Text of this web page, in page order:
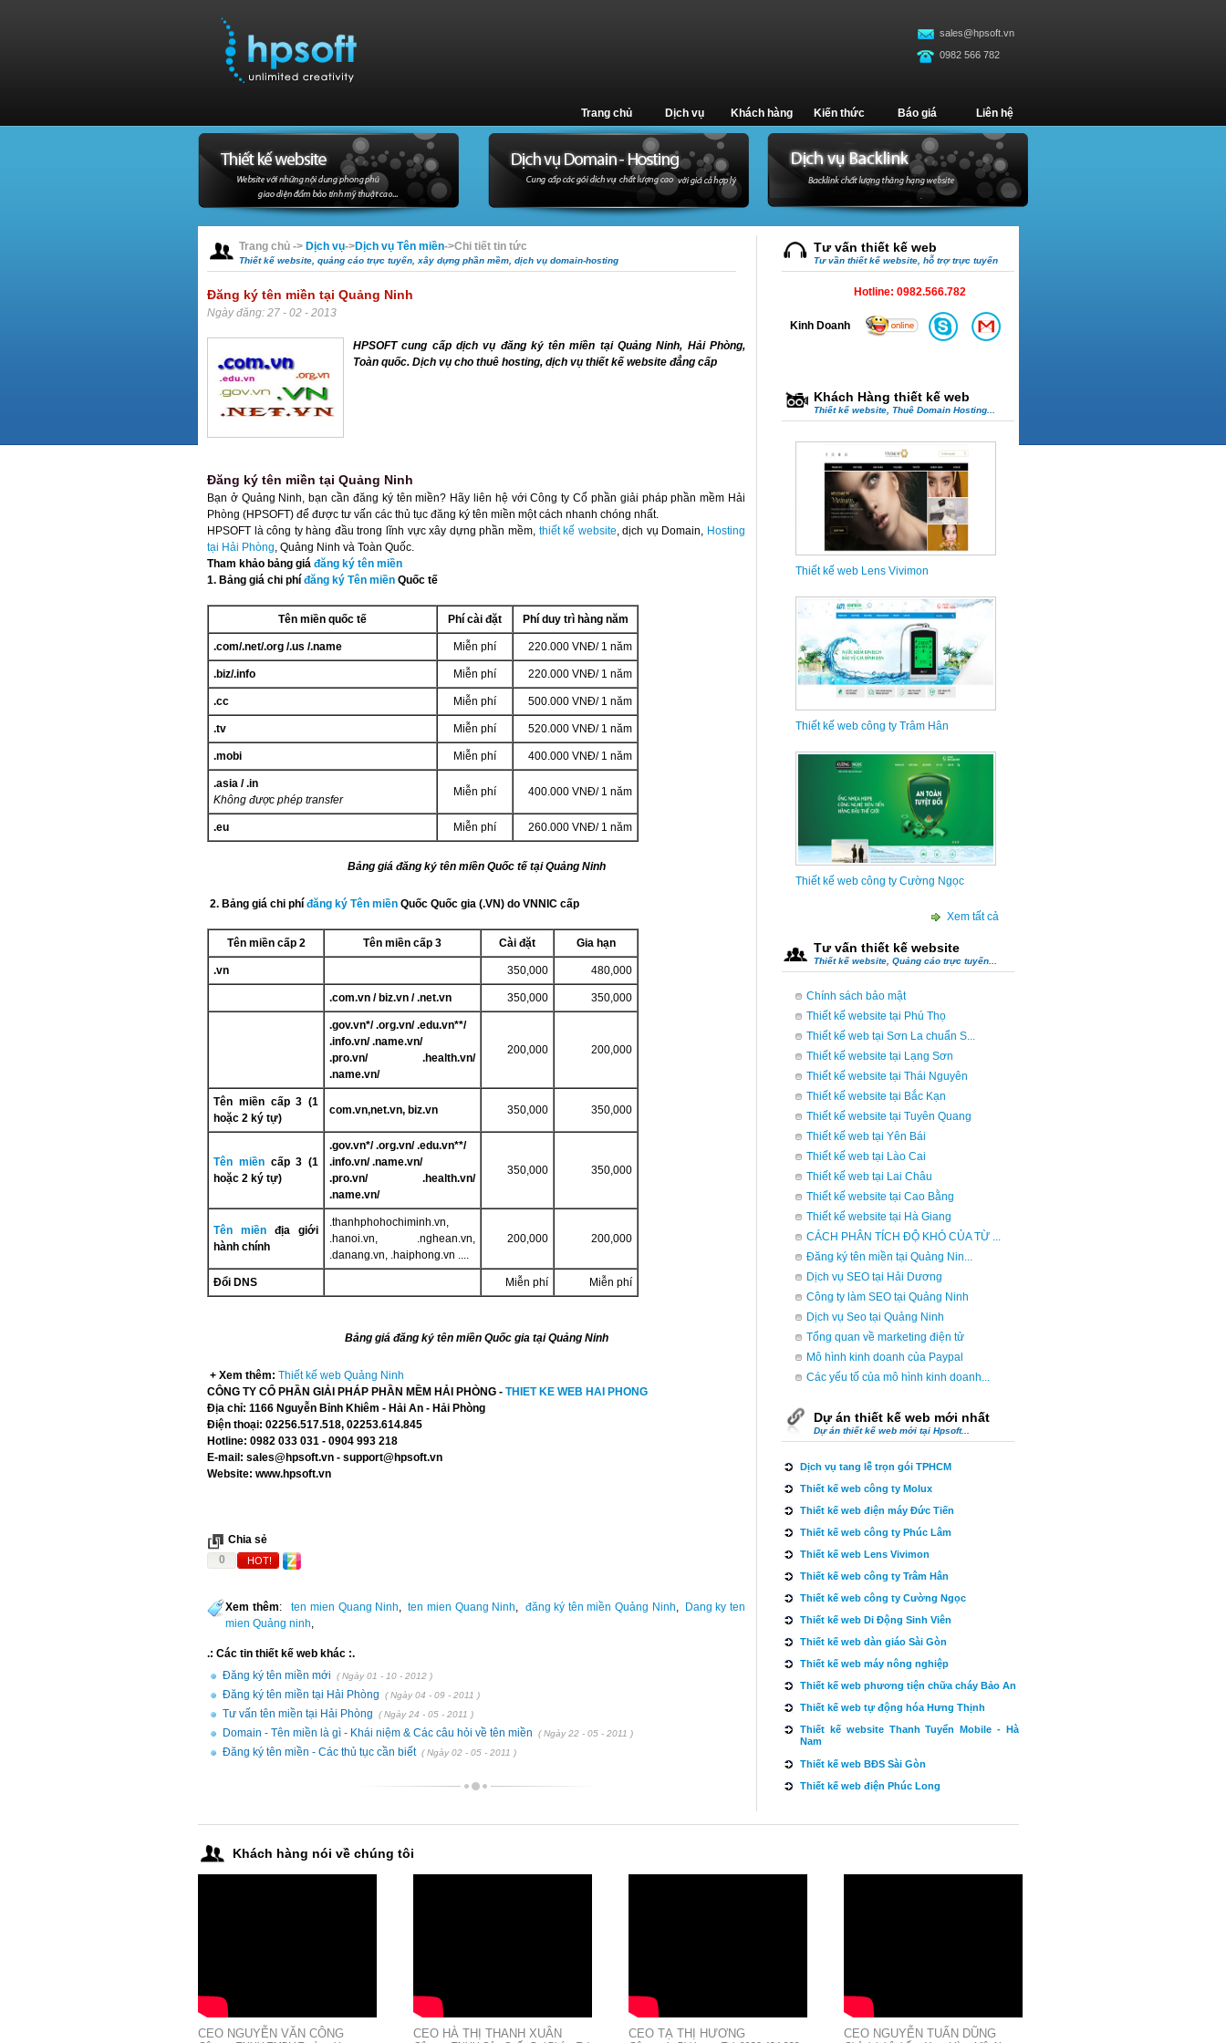
sales@hpsoft.vn
0982 566 782
Trang chủ Dịch vụ Khách hàng Kiến thức Báo giá Liên hệ
Trang chủ -> Dịch vụ->Dịch vụ Tên miền->Chi tiết tin tức
Thiết kế website, quảng cáo trực tuyến, xây dựng phần mềm, dịch vụ domain-hosting
Đăng ký tên miền tại Quảng Ninh
Ngày đăng: 27 - 02 - 2013
HPSOFT cung cấp dịch vụ đăng ký tên miền tại Quảng Ninh, Hải Phòng,
Toàn quốc. Dịch vụ cho thuê hosting, dịch vụ thiết kế website đẳng cấp
Đăng ký tên miền tại Quảng Ninh
Bạn ở Quảng Ninh, bạn cần đăng ký tên miền? Hãy liên hệ với Công ty Cổ phần giải pháp phần mềm Hải
Phòng (HPSOFT) để được tư vấn các thủ tục đăng ký tên miền một cách nhanh chóng nhất.
HPSOFT là công ty hàng đầu trong lĩnh vực xây dựng phần mềm, thiết kế website, dịch vụ Domain, Hosting
tại Hải Phòng, Quảng Ninh và Toàn Quốc.
Tham khảo bảng giá đăng ký tên miền
1. Bảng giá chi phí đăng ký Tên miền Quốc tế
Tên miền quốc tế Phí cài đặt Phí duy trì hàng năm
.com/.net/.org /.us /.name Miễn phí 220.000 VNĐ/ 1 năm
.biz/.info Miễn phí 220.000 VNĐ/ 1 năm
.cc Miễn phí 500.000 VNĐ/ 1 năm
.tv Miễn phí 520.000 VNĐ/ 1 năm
.mobi Miễn phí 400.000 VNĐ/ 1 năm
.asia / .in
Không được phép transfer
Miễn phí 400.000 VNĐ/ 1 năm
.eu Miễn phí 260.000 VNĐ/ 1 năm
Bảng giá đăng ký tên miền Quốc tế tại Quảng Ninh
2. Bảng giá chi phí đăng ký Tên miền Quốc Quốc gia (.VN) do VNNIC cấp
Tên miền cấp 2 Tên miền cấp 3 Cài đặt Gia hạn
.vn 350,000 480,000
.com.vn / biz.vn / .net.vn 350,000 350,000
.gov.vn*/ .org.vn/ .edu.vn**/
.info.vn/ .name.vn/
.pro.vn/ .health.vn/
.name.vn/
200,000 200,000
Tên miền cấp 3 (1
hoặc 2 ký tự)
com.vn,net.vn, biz.vn 350,000 350,000
Tên miềncấp 3 (1
hoặc 2 ký tự)
.gov.vn*/ .org.vn/ .edu.vn**/
.info.vn/ .name.vn/
.pro.vn/ .health.vn/
.name.vn/
350,000 350,000
Tên miền địa giới
hành chính
.thanhphohochiminh.vn,
.hanoi.vn, .nghean.vn,
.danang.vn, .haiphong.vn ....
200,000 200,000
Đổi DNS Miễn phí Miễn phí
Bảng giá đăng ký tên miền Quốc gia tại Quảng Ninh
+ Xem thêm: Thiết kế web Quảng Ninh
CÔNG TY CỔ PHẦN GIẢI PHÁP PHẦN M ỀM HẢI PHÒNG - THIET KE WEB HAI PHONG
Địa chỉ: 1166 Nguyễn Bỉnh Khiêm - Hải An - Hải Phòng
Điện thoại: 02256.517.518, 02253.614.845
Hotline: 0982 033 031 - 0904 993 218
E-mail: sales@hpsoft.vn - support@hpsoft.vn
Website: www.hpsoft.vn
Chia sẻ
0
HOT!
Xem thêm:ten mien Quang Ninh, ten mien Quang Ninh, đăng ký tên miền Quảng Ninh,
Dang ky ten
mien Quảng ninh,
.: Các tin thiết kế web khác :.
Đăng ký tên miền mới
( Ngày 01 - 10 - 2012 )
Đăng ký tên miền tại Hải Phòng ( Ngày 04 - 09 - 2011 )
Tư vấn tên miền tại Hải Phòng ( Ngày 24 - 05 - 2011 )
Domain - Tên miền là gì - Khái niệm & Các câu hỏi về tên miền ( Ngày 22 - 05 - 2011 )
Đăng ký tên miền - Các thủ tục cần biết ( Ngày 02 - 05 - 2011 )
Tư vấn thiết kế web
Tư vần thiết kế website, hỗ trợ trực tuyến
Hotline: 0982.566.782
Kinh Doanh
Khách Hàng thiết kế web
Thiết kế website, Thuê Domain Hosting...
Thiết kế web Lens Vivimon
Thiết kế web công ty Trâm Hân
Thiết kế web công ty Cường Ngọc
Thiết kế web công ty Molux
Xem tất cả
Tư vấn thiết kế website
Thiết kế website, Quảng cáo trực tuyến...
Chính sách bảo mật
Thiết kế website tại Phú Thọ
Thiết kế web tại Sơn La chuẩn S...
Thiết kế website tại Lạng Sơn
Thiết kế website tại Thái Nguyên
Thiết kế website tại Bắc Kạn
Thiết kế website tại Tuyên Quang
Thiết kế web tại Yên Bái
Thiết kế web tại Lào Cai
Thiết kế web tại Lai Châu
Thiết kế website tại Cao Bằng
Thiết kế website tại Hà Giang
CÁCH PHÂN TÍCH ĐỘ KHÓ CỦA TỪ ...
Đăng ký tên miền tại Quảng Nin...
Dịch vụ SEO tại Hải Dương
Công ty làm SEO tại Quảng Ninh
Dịch vụ Seo tại Quảng Ninh
Tổng quan về marketing điện tử
Mô hình kinh doanh của Paypal
Các yếu tố của mô hình kinh doanh...
Dự án thiết kế web mới nhất
Dự án thiết kế web mới tại Hpsoft...
Dịch vụ tang lễ trọn gói TPHCM
Thiết kế web công ty Molux
Thiết kế web điện máy Đức Tiến
Thiết kế web công ty Phúc Lâm
Thiết kế web Lens Vivimon
Thiết kế web công ty Trâm Hân
Thiết kế web công ty Cường Ngọc
Thiết kế web Di Động Sinh Viên
Thiết kế web dàn giáo Sài Gòn
Thiết kế web máy nông nghiệp
Thiết kế web phương tiện chữa cháy Bảo An
Thiết kế web tự động hóa Hưng Thịnh
Thiết kế website Thanh Tuyển Mobile - Hà
Nam
Thiết kế web BĐS Sài Gòn
Thiết kế web điện Phúc Long
Khách hàng nói về chúng tôi
CEO NGUYỄN VĂN CÔNG CEO HÀ THỊ THANH XUÂN CEO TẠ THỊ HƯƠNG CEO NGUYỄN TUẤN DŨNG